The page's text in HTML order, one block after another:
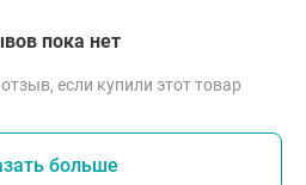
пока нет
если купили этот товар
больше